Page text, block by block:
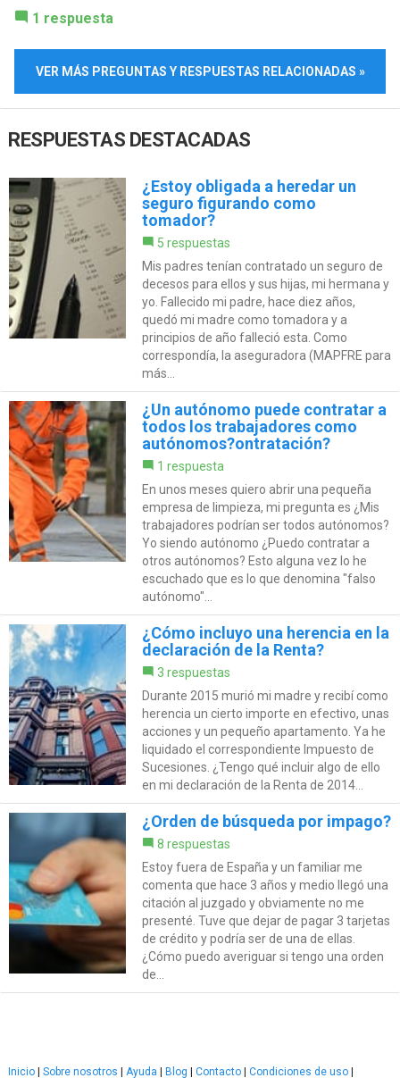
1 respuesta
VER MÁS PREGUNTAS Y RESPUESTAS RELACIONADAS »
RESPUESTAS DESTACADAS
¿Estoy obligada a heredar un
seguro figurando como
tomador?
5 respuestas
Mis padres tenían contratado un seguro de
decesos para ellos y sus hijas, mi hermana y
yo. Fallecido mi padre, hace diez años,
quedó mi madre como tomadora y a
principios de año falleció esta. Como
correspondía, la aseguradora (MAPFRE para
más...
¿Un autónomo puede contratar a
todos los trabajadores como
autónomos?ontratación?
1 respuesta
En unos meses quiero abrir una pequeña
empresa de limpieza, mi pregunta es ¿Mis
trabajadores podrían ser todos autónomos?
Yo siendo autónomo ¿Puedo contratar a
otros autónomos? Esto alguna vez lo he
escuchado que es lo que denomina "falso
autónomo"...
¿Cómo incluyo una herencia en la
declaración de la Renta?
3 respuestas
Durante 2015 murió mi madre y recibí como
herencia un cierto importe en efectivo, unas
acciones y un pequeño apartamento. Ya he
liquidado el correspondiente Impuesto de
Sucesiones. ¿Tengo qué incluir algo de ello
en mi declaración de la Renta de 2014...
¿Orden de búsqueda por impago?
8 respuestas
Estoy fuera de España y un familiar me
comenta que hace 3 años y medio llegó una
citación al juzgado y obviamente no me
presenté. Tuve que dejar de pagar 3 tarjetas
de crédito y podría ser de una de ellas.
¿Cómo puedo averiguar si tengo una orden
de...
Inicio | Sobre nosotros | Ayuda | Blog | Contacto | Condiciones de uso |